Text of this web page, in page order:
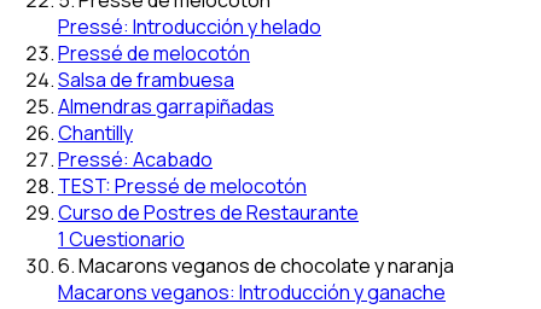
Pressé: Introducción y helado
Pressé de melocotón
Salsa de frambuesa
Almendras garrapiñadas
Chantilly
Pressé: Acabado
TEST: Pressé de melocotón
Curso de Postres de Restaurante
1 Cuestionario
6. Macarons veganos de chocolate y naranja
Macarons veganos: Introducción y ganache